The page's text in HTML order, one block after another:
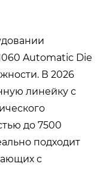
Automatic Die
В 2026
линейку с
до 7500
подходит
с